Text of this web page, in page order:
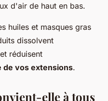
d'air de haut en bas.
huiles et masques gras
dissolvent
réduisent
de vos extensions.
elle à tous